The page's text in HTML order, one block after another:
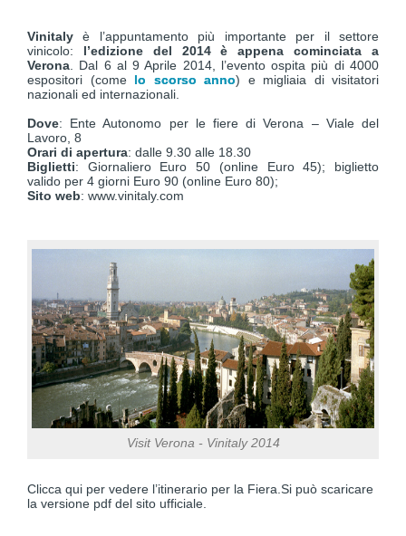
Vinitaly è l’appuntamento più importante per il settore
vinicolo: l’edizione del 2014 è appena cominciata a
Verona . Dal 6 al 9 Aprile 2014, l’evento ospita più di 4000
espositori (come lo scorso anno) e migliaia di visitatori
nazionali ed internazionali.
Dove: Ente Autonomo per le fiere di Verona – Viale del
Lavoro, 8
Orari di apertura: dalle 9.30 alle 18.30
Biglietti: Giornaliero Euro 50 (online Euro 45); biglietto
valido per 4 giorni Euro 90 (online Euro 80);
Sito web: www.vinitaly.com
Visit Verona - Vinitaly 2014
Clicca qui per vedere l’itinerario per la Fiera.Si può scaricare
la versione pdf del sito ufficiale.